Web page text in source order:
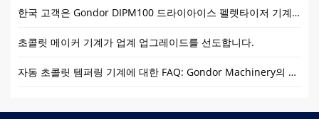
한국 고객은 Gondor DIPM100 드라이아이스 펠렛타이저 기계를 주문했습니다
초콜릿 메이커 기계가 업계 업그레이드를 선도합니다.
자동 초콜릿 템퍼링 기계에 대한 FAQ: Gondor Machinery의 전문 솔루션